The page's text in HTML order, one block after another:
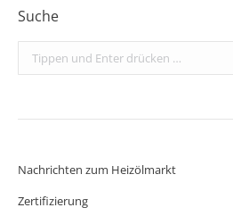
Suche
Search:
Nachrichten zum Heizölmarkt
Zertifizierung